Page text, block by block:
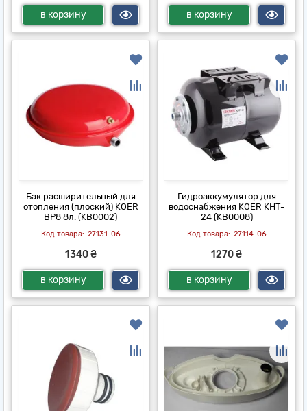
в корзину в корзину
Бак расширительный для
отопления (плоский) KOER
BP8 8л. (KB0002)
27131-06
1340 ₴
в корзину
Гидроаккумулятор для
водоснабжения KOER KHT-
24 (KB0008)
27114-06
1270 ₴
в корзину